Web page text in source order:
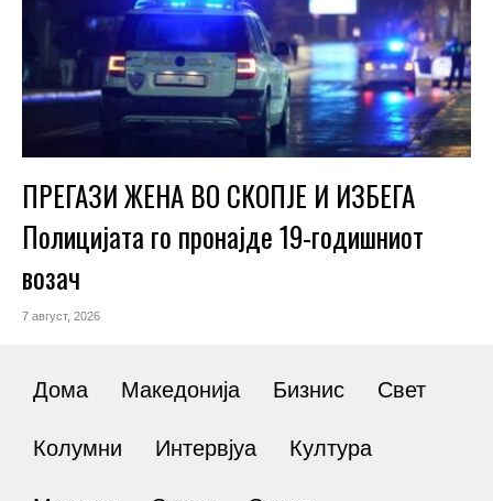
ПРЕГАЗИ ЖЕНА ВО СКОПЈЕ И ИЗБЕГА
Полицијата го пронајде 19-годишниот
возач
7 август, 2026
Дома Македонија Бизнис Свет
Колумни Интервјуа Култура